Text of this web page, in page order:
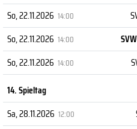
So, 22.11.2026 14:00
So, 22.11.2026 14:00
So, 22.11.2026 14:00
14. Spieltag
Sa, 28.11.2026 12:00